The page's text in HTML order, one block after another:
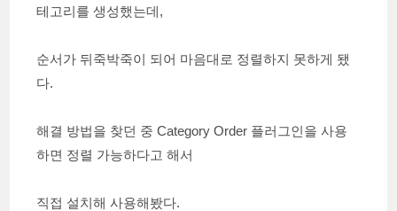
테고리를 생성했는데,
순서가 뒤죽박죽이 되어 마음대로 정렬하지 못하게 됐
다.
해결 방법을 찾던 중 Category Order 플러그인을 사용
하면 정렬 가능하다고 해서
직접 설치해 사용해봤다.